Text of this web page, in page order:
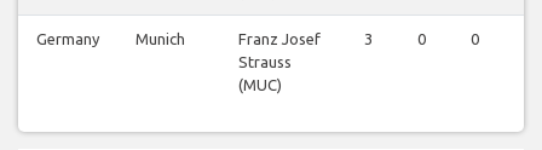
Germany Munich
Franz Josef
Strauss
(MUC)
3 0 0